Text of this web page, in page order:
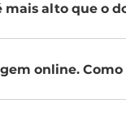
alto que o
online.